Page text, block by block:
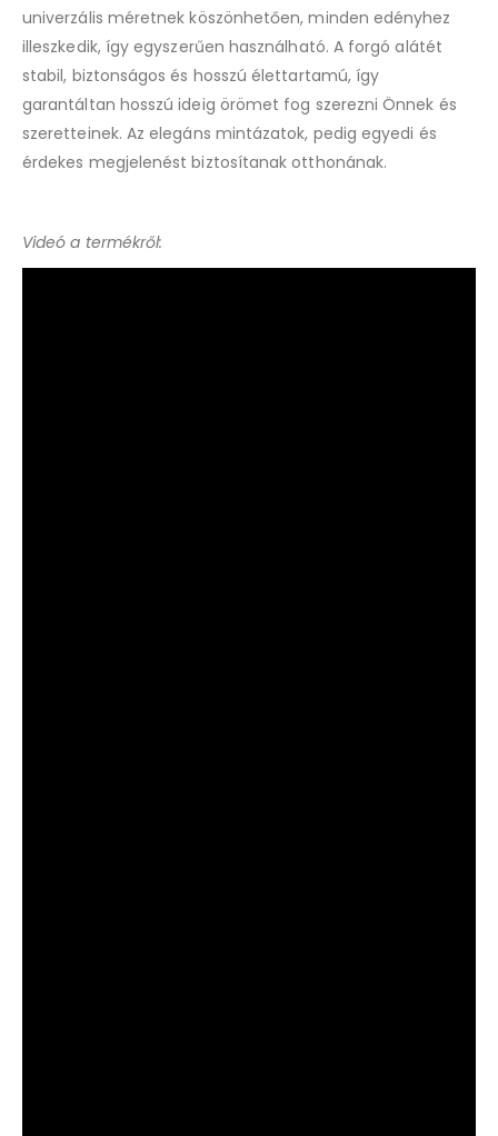
univerzális méretnek köszönhetően, minden edényhez
illeszkedik, így egyszerűen használható. A forgó alátét
stabil, biztonságos és hosszú élettartamú, így
garantáltan hosszú ideig örömet fog szerezni Önnek és
szeretteinek. Az elegáns mintázatok, pedig egyedi és
érdekes megjelenést biztosítanak otthonának.
Videó a termékről: